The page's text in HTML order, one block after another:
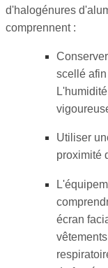
d'halogénures
comprennent :
scellé
Utiliser
proximité
écran